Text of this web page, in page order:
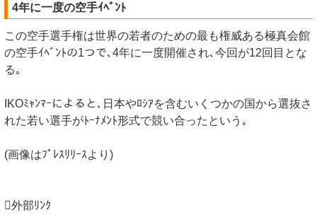
4年に一度の空手ｲﾍﾞﾝﾄ
この空手選手権は世界の若者のための最も権威ある極真会館
の空手ｲﾍﾞﾝﾄの1つで､4年に一度開催され､今回が12回目とな
る｡
IKOﾐｬﾝﾏｰによると､日本やﾛｼｱを含むいくつかの国から選抜さ
れた若い選手がﾄｰﾅﾒﾝﾄ形式で競い合ったという｡
(画像はﾌﾟﾚｽﾘﾘｰｽより)
外部ﾘﾝｸ